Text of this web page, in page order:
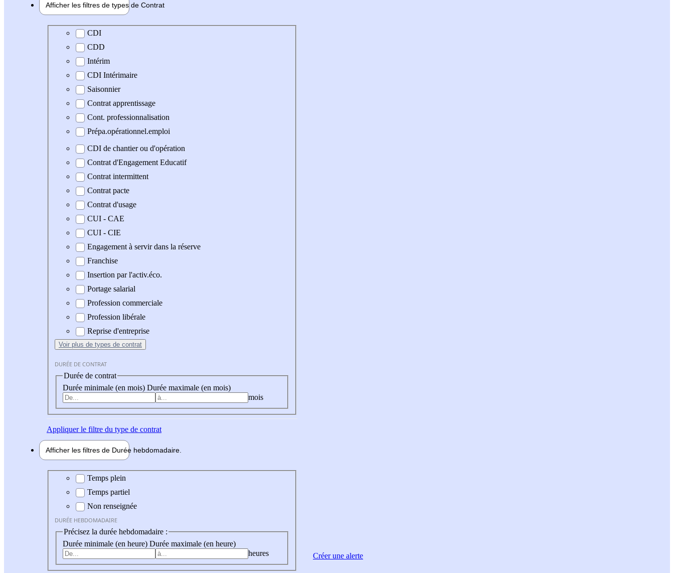
Afficher les filtres de types de Contrat
Type de contrat
CDI
CDD
Intérim
CDI Intérimaire
Saisonnier
Contrat apprentissage
Cont. professionnalisation
Prépa.opérationnel.emploi
CDI de chantier ou d'opération
Contrat d'Engagement Educatif
Contrat intermittent
Contrat pacte
Contrat d'usage
CUI - CAE
CUI - CIE
Engagement à servir dans la réserve
Franchise
Insertion par l'activ.éco.
Portage salarial
Profession commerciale
Profession libérale
Reprise d'entreprise
Voir plus de types de contrat
DURÉE DE CONTRAT
Durée de contrat
Durée minimale (en mois) Durée maximale (en mois)
mois
Appliquerle filtre du type de contrat
Afficher les filtres de Durée hebdomadaire
Durée hebdomadaire
Temps plein
Temps partiel
Non renseignée
DURÉE HEBDOMADAIRE
Précisez la durée hebdomadaire :
Durée minimale (en heure) Durée maximale (en heure)
heures
Créer une alerte